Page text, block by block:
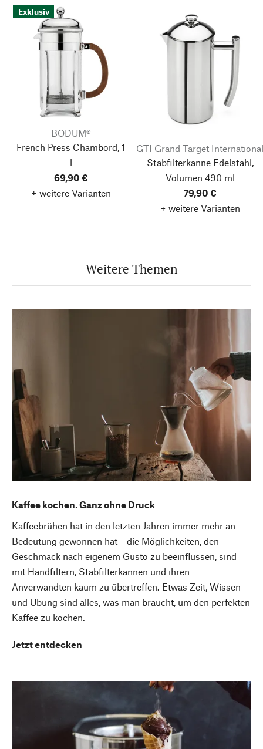
Exklusiv
BODUM®
French Press Chambord, 1
l
69,90 €
+ weitere Varianten
GTI Grand Target International
Stabfilterkanne Edelstahl,
Volumen 490 ml
79,90 €
+ weitere Varianten
Weitere Themen
Kaffee kochen. Ganz ohne Druck
Kaffeebrühen hat in den letzten Jahren immer mehr an
Bedeutung gewonnen hat – die Möglichkeiten, den
Geschmack nach eigenem Gusto zu beeinflussen, sind
mit Handfiltern, Stabfilterkannen und ihren
Anverwandten kaum zu übertreffen. Etwas Zeit, Wissen
und Übung sind alles, was man braucht, um den perfekten
Kaffee zu kochen.
Jetzt entdecken